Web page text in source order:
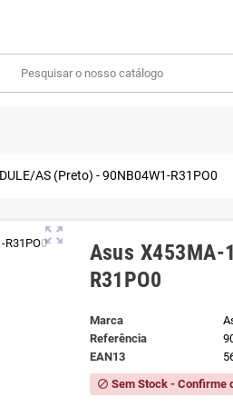
AS (Preto) - 90NB04W1-R31PO0
zoom_out_map
Asus X453MA-
R31PO0
Marca
Referência
EAN13
block Sem Stock - Confirme